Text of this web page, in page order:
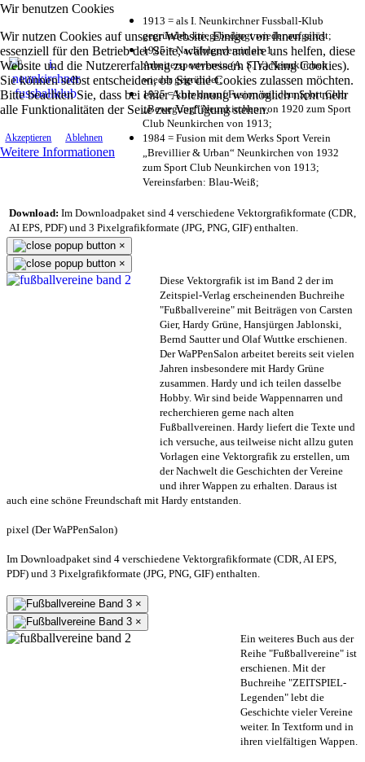
Wir benutzen Cookies
Wir nutzen Cookies auf unserer Website. Einige von ihnen sind
essenziell für den Betrieb der Seite, während andere uns helfen, diese
Website und die Nutzererfahrung zu verbessern (Tracking Cookies).
Sie können selbst entscheiden, ob Sie die Cookies zulassen möchten.
Bitte beachten Sie, dass bei einer Ablehnung womöglich nicht mehr
alle Funktionalitäten der Seite zur Verfügung stehen.
Akzeptieren Ablehnen
Weitere Informationen
1913 = als I. Neunkirchner Fussball-Klub
gegründet, kriegsbedingt wieder aufgelöst;
1925 = Nachfolgeverein als 1.
Arbeitersportverein (A. S. V.) Neunkirchen
wieder gegründet;
1925 = kurz darauf Fusion mit dem Sport Club
„Bewegung“ Neunkirchen von 1920 zum Sport
Club Neunkirchen von 1913;
1984 = Fusion mit dem Werks Sport Verein
„Brevillier & Urban“ Neunkirchen von 1932
zum Sport Club Neunkirchen von 1913;
Vereinsfarben: Blau-Weiß;
Download: Im Downloadpaket sind 4 verschiedene Vektorgrafikformate (CDR,
AI EPS, PDF) und 3 Pixelgrafikformate (JPG, PNG, GIF) enthalten.
×
×
Diese Vektorgrafik ist im Band 2 der im
Zeitspiel-Verlag erscheinenden Buchreihe
"Fußballvereine" mit Beiträgen von Carsten
Gier, Hardy Grüne, Hansjürgen Jablonski,
Bernd Sautter und Olaf Wuttke erschienen.
Der WaPPenSalon arbeitet bereits seit vielen
Jahren insbesondere mit Hardy Grüne
zusammen. Hardy und ich teilen dasselbe
Hobby. Wir sind beide Wappennarren und
recherchieren gerne nach alten
Fußballvereinen. Hardy liefert die Texte und
ich versuche, aus teilweise nicht allzu guten
Vorlagen eine Vektorgrafik zu erstellen, um
der Nachwelt die Geschichten der Vereine
und ihrer Wappen zu erhalten. Daraus ist
auch eine schöne Freundschaft mit Hardy entstanden.
pixel (Der WaPPenSalon)
Im Downloadpaket sind 4 verschiedene Vektorgrafikformate (CDR, AI EPS,
PDF) und 3 Pixelgrafikformate (JPG, PNG, GIF) enthalten.
×
×
Ein weiteres Buch aus der
Reihe "Fußballvereine" ist
erschienen. Mit der
Buchreihe "ZEITSPIEL-
Legenden" lebt die
Geschichte vieler Vereine
weiter. In Textform und in
ihren vielfältigen Wappen.